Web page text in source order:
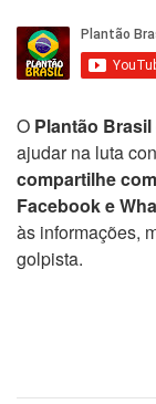
O Plantão Brasil
ajudar na luta
compartilhe
Facebook e
às informações,
golpista.